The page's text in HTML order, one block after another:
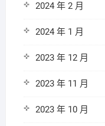
2024 年 2 月
2024 年 1 月
2023 年 12 月
2023 年 11 月
2023 年 10 月